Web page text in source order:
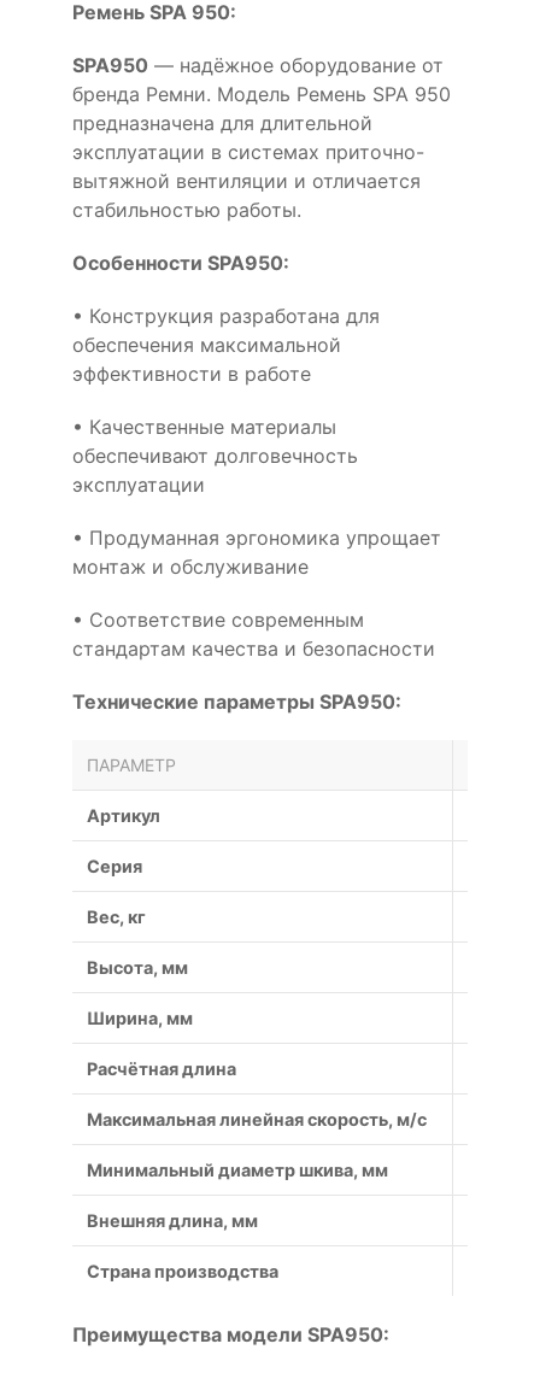
Ремень SPA 950:
SPA950 — надёжное оборудование от
бренда Ремни. Модель Ремень SPA 950
предназначена для длительной
эксплуатации в системах приточно-
вытяжной вентиляции и отличается
стабильностью работы.
Особенности SPA950:
• Конструкция разработана для
обеспечения максимальной
эффективности в работе
• Качественные материалы
обеспечивают долговечность
эксплуатации
• Продуманная эргономика упрощает
монтаж и обслуживание
• Соответствие современным
стандартам качества и безопасности
Технические параметры SPA950:
ПАРАМЕТР
Артикул
Серия
Вес, кг
Высота, мм
Ширина, мм
Расчётная длина
Максимальная линейная скорость, м/с
Минимальный диаметр шкива, мм
Внешняя длина, мм
Страна производства
Преимущества модели SPA950: